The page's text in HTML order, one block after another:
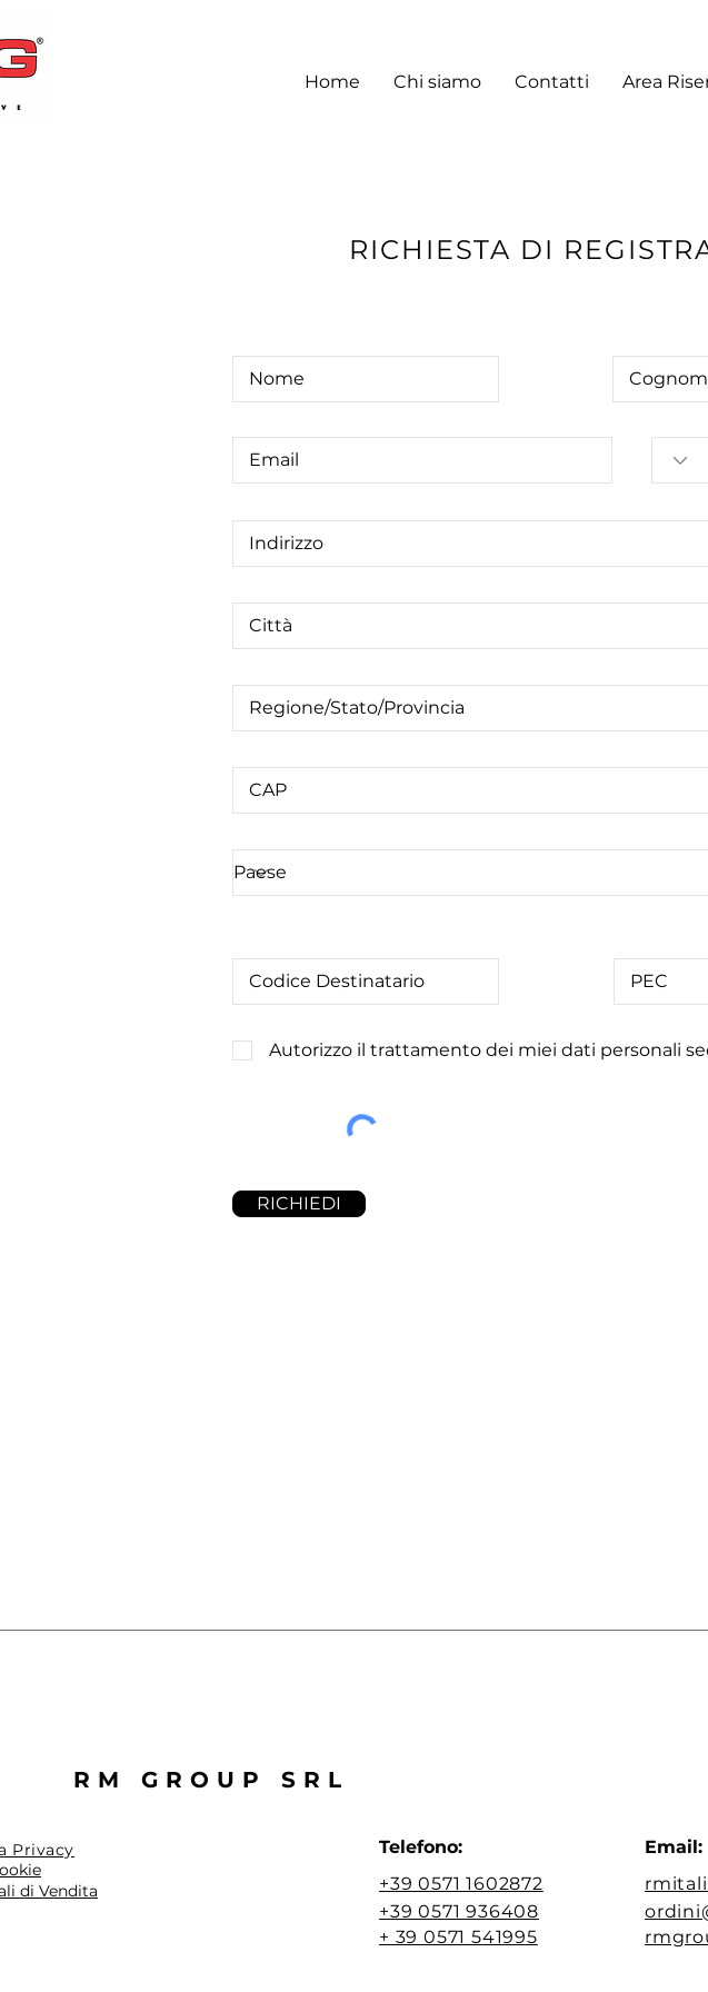
Home Chi siamo Contatti Area
RICHIESTA DI
Autorizzo il trattamento dei miei dati personali
RICHIEDI
RM GROUP SRL
Privacy
di Vendita
Telefono:
Email:
+39 0571 1602872
+39 0571 936408
+ 39 0571 541995